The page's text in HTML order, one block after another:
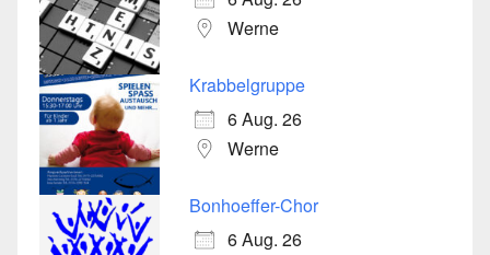
Werne
Krabbelgruppe
6 Aug. 26
Werne
Bonhoeffer-Chor
6 Aug. 26